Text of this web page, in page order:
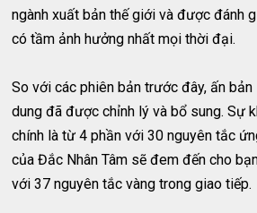
ngành xuất bản thế giới và được đánh
có tầm ảnh hưởng nhất mọi thời đại.
So với các phiên bản trước đây, ấn bản
dung đã được chỉnh lý và bổ sung. Sự
chính là từ 4 phần với 30 nguyên tắc
của Đắc Nhân Tâm sẽ đem đến cho
với 37 nguyên tắc vàng trong giao tiếp.